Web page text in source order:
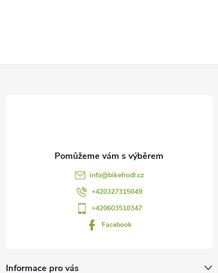
info@bikefrodl.cz
+420327315049
+420603510347
Facebook
Informace pro vás